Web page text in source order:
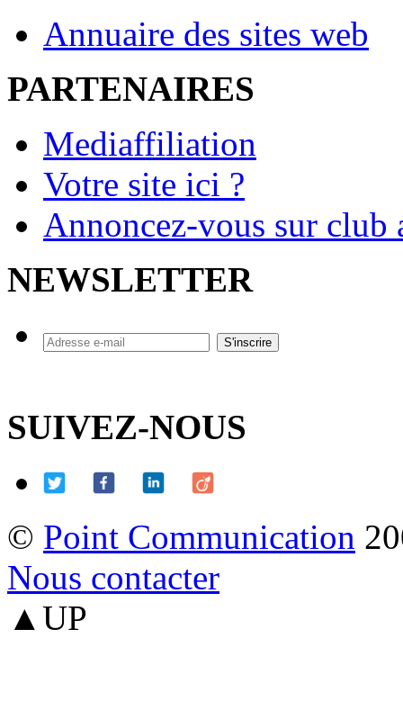
Annuaire des sites web
PARTENAIRES
Mediaffiliation
Votre site ici ?
Annoncez-vous sur
NEWSLETTER
SUIVEZ-NOUS
© Point Communication
Nous contacter
▲UP